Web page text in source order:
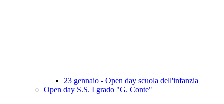
23 gennaio - Open day scuola dell'infanzia
Open day S.S. I grado "G. Conte"